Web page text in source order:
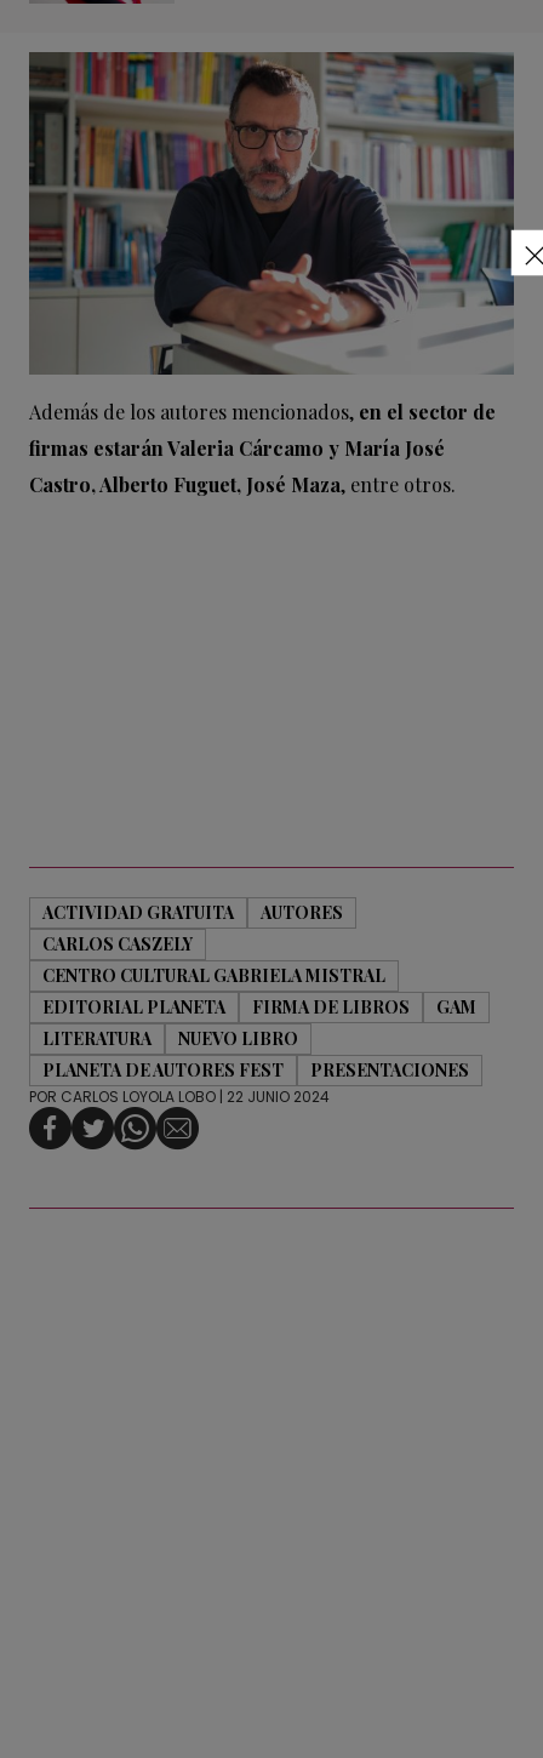
Además de los autores mencionados, en el sector de
firmas estarán Valeria Cárcamo y María José
Castro, Alberto Fuguet, José Maza, entre otros.
ACTIVIDAD GRATUITA
AUTORES
CARLOS CASZELY
CENTRO CULTURAL GABRIELA MISTRAL
EDITORIAL PLANETA
FIRMA DE LIBROS
GAM
LITERATURA
NUEVO LIBRO
PLANETA DE AUTORES FEST
PRESENTACIONES
POR CARLOS LOYOLA LOBO | 22 JUNIO 2024